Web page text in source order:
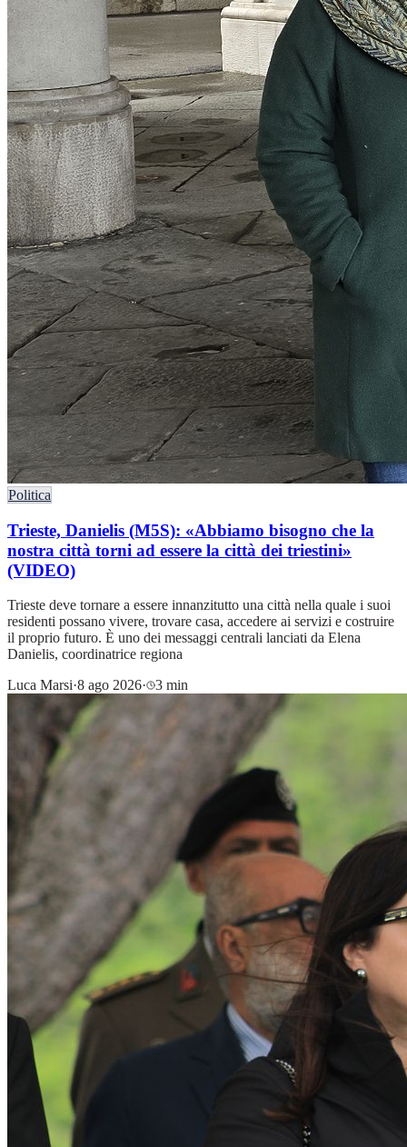
Politica
Trieste, Danielis (M5S): «Abbiamo bisogno che la
nostra città torni ad essere la città dei triestini»
(VIDEO)
Trieste deve tornare a essere innanzitutto una città nella quale i suoi
residenti possano vivere, trovare casa, accedere ai servizi e costruire
il proprio futuro. È uno dei messaggi centrali lanciati da Elena
Danielis, coordinatrice regiona
Luca Marsi·8 ago 2026· 3 min